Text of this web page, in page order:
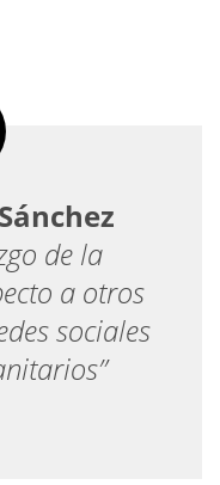
de la
a otros
sociales